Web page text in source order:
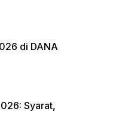
di DANA
Syarat,